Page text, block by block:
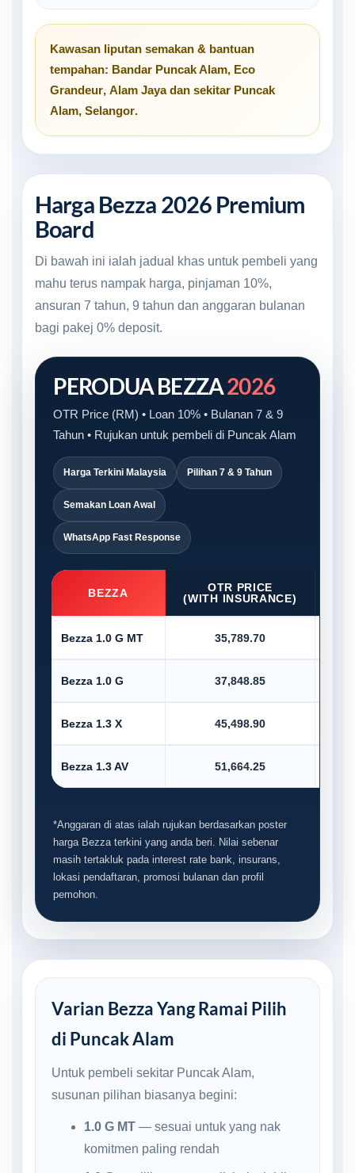
Kawasan liputan semakan & bantuan
tempahan: Bandar Puncak Alam, Eco
Grandeur, Alam Jayadan sekitar Puncak
Alam, Selangor.
Harga Bezza 2026 Premium
Board
Di bawah ini ialah jadual khas untuk pembeli yang
mahu terus nampak harga, pinjaman 10%,
ansuran 7 tahun, 9 tahun dan anggaran bulanan
bagi pakej 0% deposit.
PERODUA BEZZA2026
OTR Price (RM) • Loan 10% • Bulanan 7 & 9
Tahun • Rujukan untuk pembeli di Puncak Alam
Harga Terkini Malaysia Pilihan 7 & 9 Tahun
Semakan Loan Awal
WhatsApp Fast Response
BEZZA
OTR PRICE
(WITH INSURANCE)
Bezza 1.0 G MT 35,789.70
Bezza 1.0 G 37,848.85
Bezza 1.3 X 45,498.90
Bezza 1.3 AV 51,664.25
*Anggaran di atas ialah rujukan berdasarkan poster
harga Bezza terkini yang anda beri. Nilai sebenar
masih tertakluk pada interest rate bank, insurans,
lokasi pendaftaran, promosi bulanan dan profil
pemohon.
Varian Bezza Yang Ramai Pilih
di Puncak Alam
Untuk pembeli sekitar Puncak Alam,
susunan pilihan biasanya begini:
1.0 G MT— sesuai untuk yang nak
komitmen paling rendah